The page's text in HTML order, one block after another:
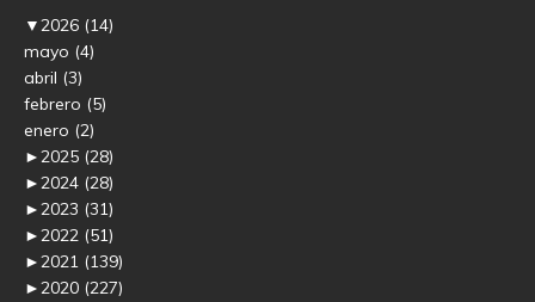
▼2026 (14)
mayo (4)
abril (3)
febrero (5)
enero (2)
►2025 (28)
►2024 (28)
►2023 (31)
►2022 (51)
►2021 (139)
►2020 (227)